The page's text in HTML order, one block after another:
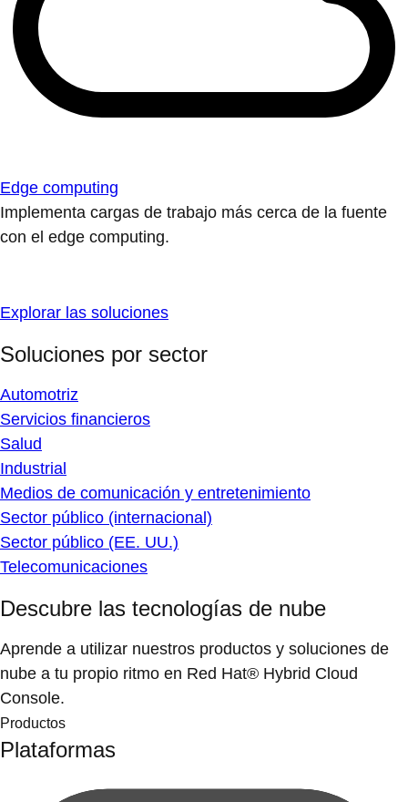
Edge computing
Implementa cargas de trabajo más cerca de la fuente
con el edge computing.
Explorar las soluciones
Soluciones por sector
Automotriz
Servicios financieros
Salud
Industrial
Medios de comunicación y entretenimiento
Sector público (internacional)
Sector público (EE. UU.)
Telecomunicaciones
Descubre las tecnologías de nube
Aprende a utilizar nuestros productos y soluciones de
nube a tu propio ritmo en Red Hat® Hybrid Cloud
Console.
Productos
Plataformas